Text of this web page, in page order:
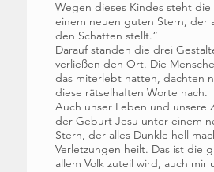
Wegen dieses Kindes steht
einem neuen guten Stern, der
den Schatten stellt.“
Darauf standen die drei
verließen den Ort. Die
das miterlebt hatten, dachten
diese rätselhaften Worte nach.
Auch unser Leben und unsere
der Geburt Jesu unter einem
Stern, der alles Dunkle hell
Verletzungen heilt. Das ist die
allem Volk zuteil wird, auch mir